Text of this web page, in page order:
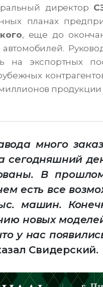
директор
планах
, еще до
автомобилей.
на экспортных
продукции
много
сегодняшний
В
есть все
машин.
новых
у нас
Свидерский.